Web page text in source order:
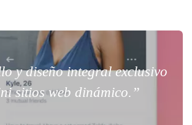
y diseño integral exclusivo
sitios web dinámico.”